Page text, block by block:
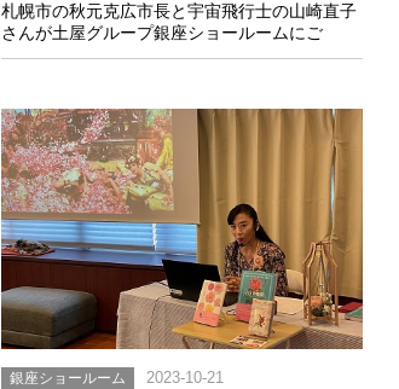
札幌市の秋元克広市長と宇宙飛行士の山崎直子
さんが土屋グループ銀座ショールームにご
銀座ショールーム 2023-10-21